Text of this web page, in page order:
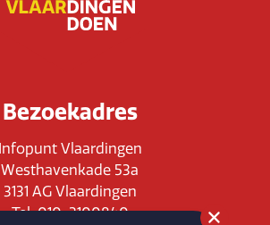
Bezoekadres
Infopunt Vlaardingen
Westhavenkade 53a
3131 AG Vlaardingen
Tel: 010-3100840